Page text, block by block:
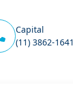
Capital
(11) 3862-1641